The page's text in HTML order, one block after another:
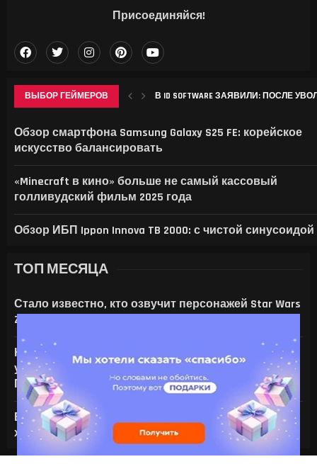
ВЫБОР ГЕЙМЕРОВ В ID SOFTWARE ЗАЯВИЛИ: ПОСЛЕ
Обзор смартфона Samsung Galaxy S25 FE: корейское
искусство балансировать
«Minecraft в кино» больше не самый кассовый
голливудский фильм 2025 года
Обзор ИБП Ippon Innova TB 2000: с чистой синусоидой
Присоединяйся!
ТОП МЕСЯЦА
Стало известно, кто озвучит персонажей Star Wars
Zero Company
На что только не идут ради ИИ — энтузиаст
установил серверную NVIDIA Tesla V100 в игровой
ПК с RTX 4080
Все амулеты и кольца в Gothic 1 Remake:
характеристики и способы получения